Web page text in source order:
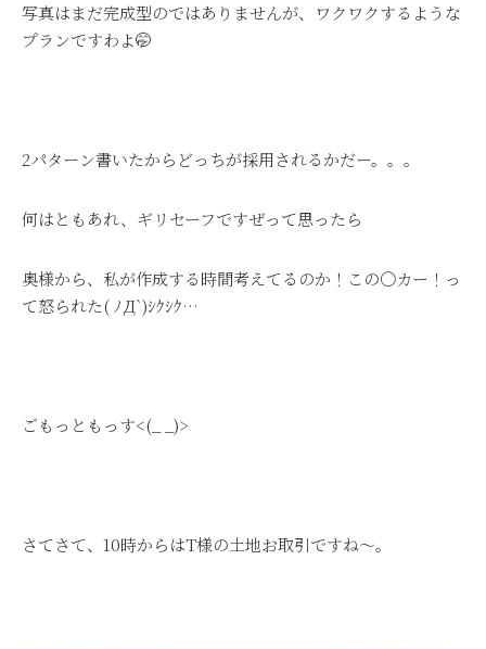
写真はまだ完成型のではありませんが、ワクワクするような
プランですわよ🤭
2パターン書いたからどっちが採用されるかだー。。。
何はともあれ、ギリセーフですぜって思ったら
奥様から、私が作成する時間考えてるのか！この〇カー！っ
て怒られた( ﾉД`)ｼｸｼｸ…
ごもっともっす<(_ _)>
さてさて、10時からはT様の土地お取引ですね～。